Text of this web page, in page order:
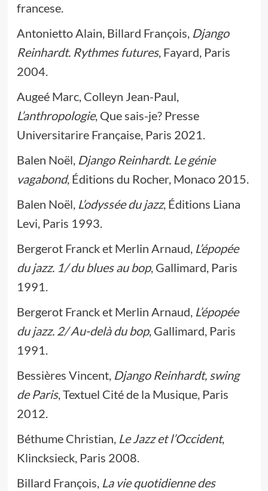
francese.
Antonietto Alain, Billard François, Django
Reinhardt. Rythmes futures, Fayard, Paris
2004.
Augeé Marc, Colleyn Jean-Paul,
L’anthropologie, Que sais-je? Presse
Universitarire Française, Paris 2021.
Balen Noël, Django Reinhardt. Le génie
vagabond, Éditions du Rocher, Monaco 2015.
Balen Noël, L’odyssée du jazz, Éditions Liana
Levi, Paris 1993.
Bergerot Franck et Merlin Arnaud, L’épopée
du jazz. 1/ du blues au bop, Gallimard, Paris
1991.
Bergerot Franck et Merlin Arnaud, L’épopée
du jazz. 2/ Au-delà du bop, Gallimard, Paris
1991.
Bessières Vincent, Django Reinhardt, swing
de Paris, Textuel Cité de la Musique, Paris
2012.
Béthume Christian, Le Jazz et l’Occident,
Klincksieck, Paris 2008.
Billard François, La vie quotidienne des